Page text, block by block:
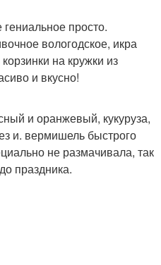
просто.
вологодское, икра
на кружки из
и вкусно!
и оранжевый, кукуруза,
и. вермишель быстрого
не размачивала, так
праздника.